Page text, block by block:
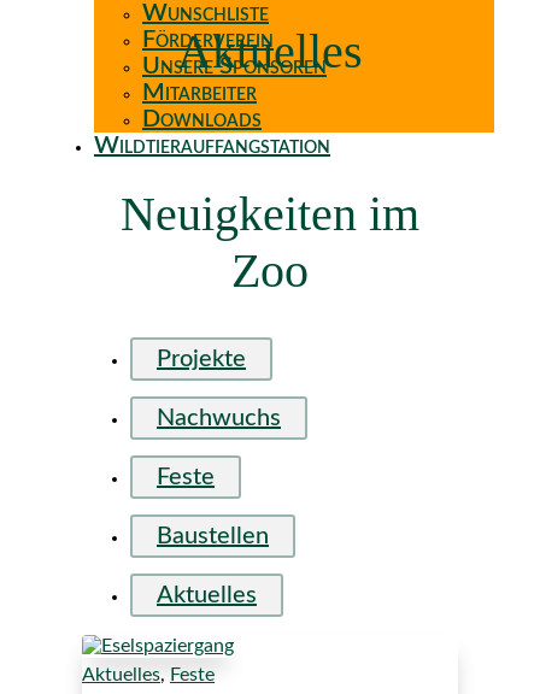
Wunschliste
Förderverein
Unsere Sponsoren
Mitarbeiter
Downloads
Wildtierauffangstation
Aktuelles
Neuigkeiten im
Zoo
Projekte
Nachwuchs
Feste
Baustellen
Aktuelles
Aktuelles, Feste